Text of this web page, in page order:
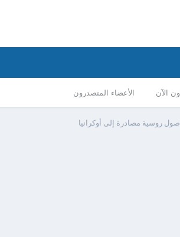
الآن الأعضاء المتصدرون
روسية مصادرة إلى أوكرانيا